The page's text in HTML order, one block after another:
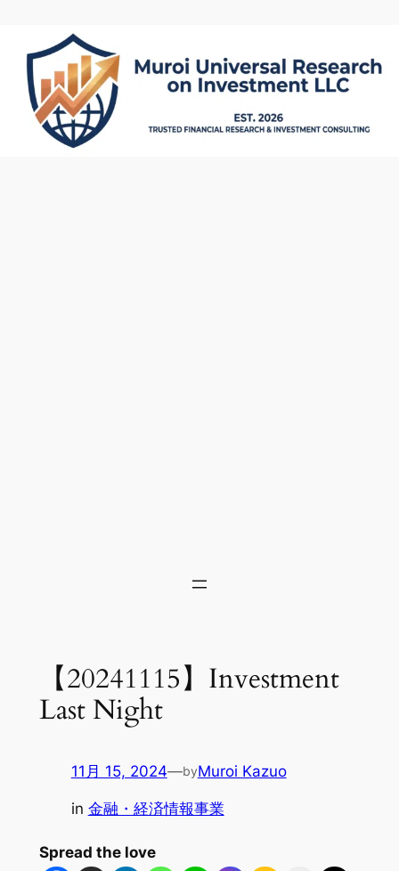
【20241115】Investment
Last Night
11月 15, 2024—byMuroi Kazuo
in 金融・経済情報事業
Spread the love